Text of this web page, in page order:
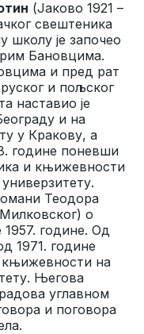
(Јаково 1921 –
свештеника
школу је започео
Бановцима.
и пред рат
и пољског
наставио је
и на
у Кракову, а
године поневши
и књижевности
Теодора
о
1957. године. Од
1971. године
на
Његова
углавном
и поговора